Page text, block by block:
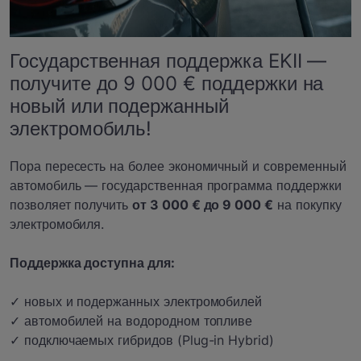
Государственная поддержка EKII —
получите до 9 000 € поддержки на
новый или подержанный
электромобиль!
Пора пересесть на более экономичный и современный
автомобиль — государственная программа поддержки
позволяет получитьот 3 000 € до 9 000 € на покупку
электромобиля.
Поддержка доступна для:
✓ новых и подержанных электромобилей
✓ автомобилей на водородном топливе
✓ подключаемых гибридов (Plug-in Hybrid)